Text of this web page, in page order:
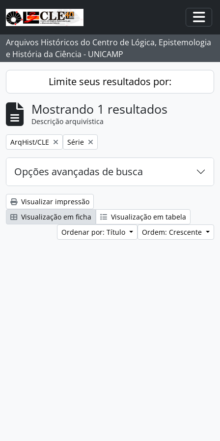
Skip to main content
Arquivos Históricos do Centro de Lógica, Epistemologia
e História da Ciência - UNICAMP
Limite seus resultados por:
Mostrando 1 resultados
Descrição arquivística
Remover filtro:
ArqHist/CLE Remover filtro:
Série
Opções avançadas de busca
Visualizar impressão
Visualização em ficha
Visualização em tabela
Ordenar por: Título
Ordem: Crescente